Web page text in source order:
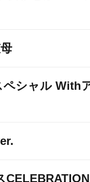
ペシャル With
CELEBRATION